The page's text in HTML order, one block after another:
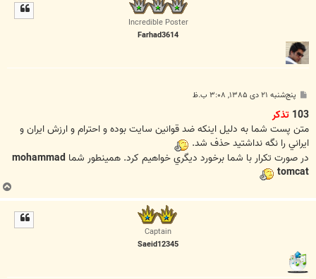
Incredible Poster
Farhad3614
پ
ت
پنج‌شنبه ۲۱ دی ۱۳۸۵, ۳:۰۸ ب.ظ
103 تذکر
متن پست شما به دليل اينکه ضد قوانين سايت بوده و احترام و ارزش ايران و
ايراني را نگه نداشتيد حذف شد.
در صورت تکرار با شما برخورد ديگري خواهيم کرد. همینطور شما mohammad
tomcat
ب
ا
Captain
Saeid12345